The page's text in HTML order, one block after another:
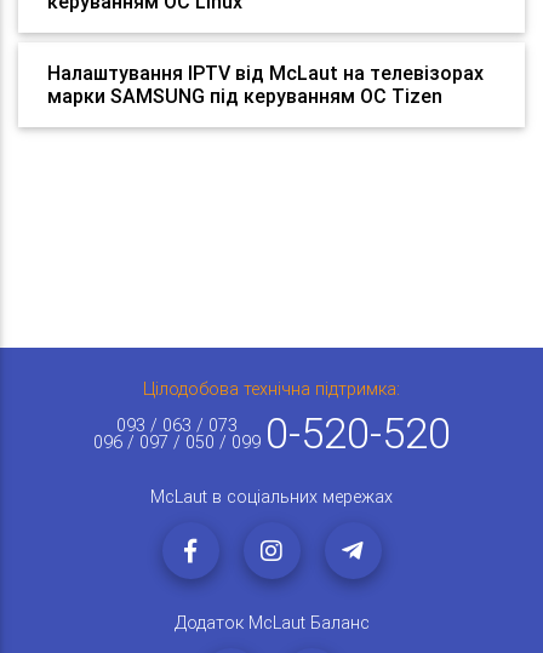
Налаштування IPTV від McLaut на телевізорах
марки SAMSUNG під керуванням ОС Tizen
Цілодобова технічна підтримка:
093 / 063 / 073
096 / 097 / 050 / 099 0-520-520
McLaut в соціальних мережах
Додаток McLaut Баланс